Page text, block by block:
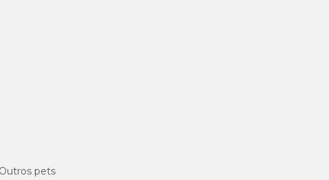
Outros pets